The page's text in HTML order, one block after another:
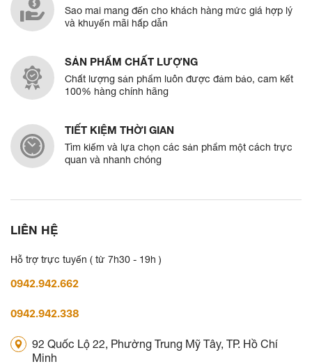
Sao mai mang đến cho khách hàng mức giá hợp lý
và khuyến mãi hấp dẫn
SẢN PHẨM CHẤT LƯỢNG
Chất lượng sản phẩm luôn được đảm bảo, cam kết
100% hàng chính hãng
TIẾT KIỆM THỜI GIAN
Tìm kiếm và lựa chọn các sản phẩm một cách trực
quan và nhanh chóng
LIÊN HỆ
Hỗ trợ trực tuyến ( từ 7h30 - 19h )
0942.942.662
0942.942.338
92 Quốc Lộ 22, Phường Trung Mỹ Tây, TP. Hồ Chí
Minh